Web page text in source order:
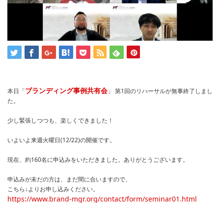
本日「ブランディング事例共有会 」 第1回のリハーサルが無事終了しまし
た。
少し緊張しつつも、楽しくできました！
いよいよ来週火曜日(12/22)の開催です。
現在、約160名に申込みをいただきました。ありがとうございます。
申込みが未だの方は、まだ間に合いますので、
こちら↓よりお申し込みください。
https://www.brand-mgr.org/contact/form/seminar01.html